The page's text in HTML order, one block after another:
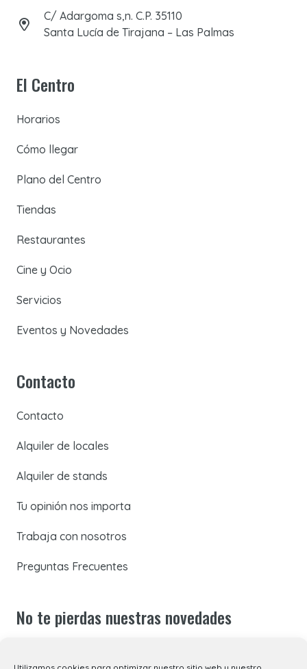
C/ Adargoma s,n. C.P. 35110
Santa Lucía de Tirajana – Las Palmas
El Centro
Horarios
Cómo llegar
Plano del Centro
Tiendas
Restaurantes
Cine y Ocio
Servicios
Eventos y Novedades
Contacto
Contacto
Alquiler de locales
Alquiler de stands
Tu opinión nos importa
Trabaja con nosotros
Preguntas Frecuentes
No te pierdas nuestras novedades